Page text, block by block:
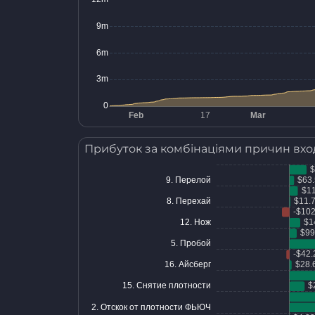
Прибуток за комбінаціями причин